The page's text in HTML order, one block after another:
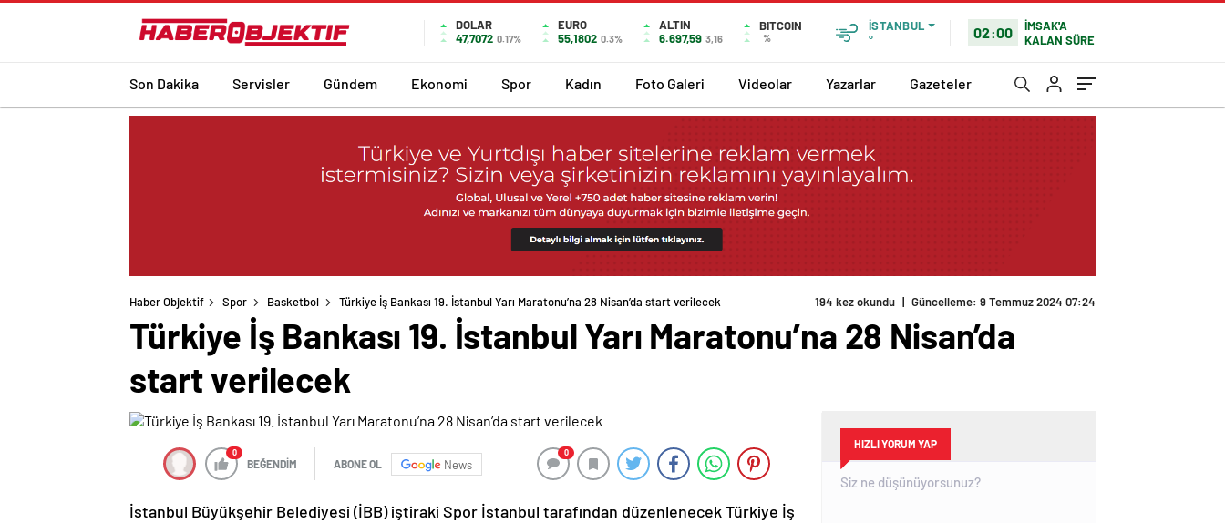
DOLAR
47,7072 0.17%
EURO
55,1802 0.3%
ALTIN
6.697,59 3,16
BITCOIN
%
İSTANBUL
°
02:00
İMSAK'A
KALAN SÜRE
Son Dakika Servisler Gündem Ekonomi Spor Kadın Foto Galeri Videolar Yazarlar Gazeteler
Haber Objektif Spor Basketbol Türkiye İş Bankası 19. İstanbul Yarı Maratonu’na 28 Nisan’da start verilecek 194 kez okundu | Güncelleme: 9 Temmuz 2024 07:24
Türkiye İş Bankası 19. İstanbul Yarı Maratonu’na 28 Nisan’da
start verilecek
0
BEĞENDİM ABONE OL News
0
İstanbul Büyükşehir Belediyesi (İBB) iştiraki Spor İstanbul tarafından düzenlenecek Türkiye İş
HIZLI YORUM YAP